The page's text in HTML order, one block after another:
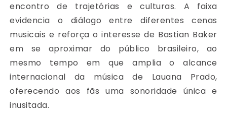
encontro de trajetórias e culturas. A faixa
evidencia o diálogo entre diferentes cenas
musicais e reforça o interesse de Bastian Baker
em se aproximar do público brasileiro, ao
mesmo tempo em que amplia o alcance
internacional da música de Lauana Prado,
oferecendo aos fãs uma sonoridade única e
inusitada.